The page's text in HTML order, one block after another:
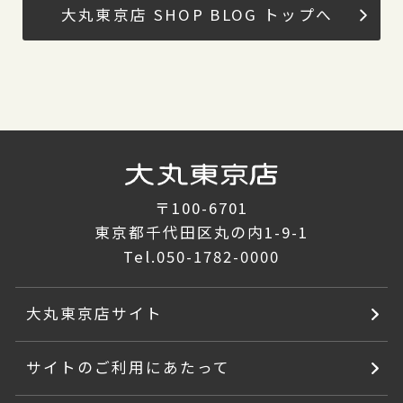
大丸東京店 SHOP BLOG トップへ
〒100-6701
東京都千代田区丸の内1-9-1
Tel.050-1782-0000
大丸東京店サイト
サイトのご利用にあたって